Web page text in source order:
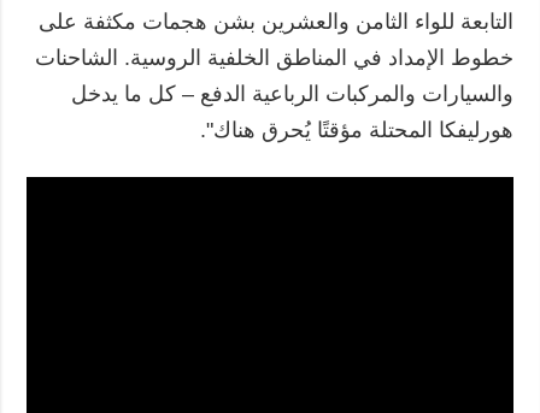
التابعة للواء الثامن والعشرين بشن هجمات مكثفة على
خطوط الإمداد في المناطق الخلفية الروسية. الشاحنات
والسيارات والمركبات الرباعية الدفع – كل ما يدخل
هورليفكا المحتلة مؤقتًا يُحرق هناك".